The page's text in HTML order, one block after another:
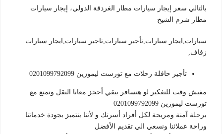
بالتالي سعر إيجار سيارات مطار الغردقة الدولي، إيجار سيارات
مطار شرم الشيخ
سيارات,ايجار سيارات,تأجير سيارات,تاجير سيارات,ايجار سيارات
زفاف,
تأجير حافلة رحلات مع تورست ليموزين 0201099792099
مفيش وقت للتفكير لو هتسافر يبقي أحجز معانا النقل وتمتع مع
تورست ليموزين 0201099792099
برحلة آمنة ومريحة لكل أفراد أسرتك و لأننا بنتميز بجودة خدماتنا
وراحة عملائنا ونسعي الي تقديم الأفضل